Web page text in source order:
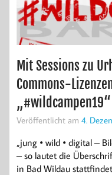
Mit Sessions zu
Commons-
Veröffentlicht am 4.
„jung • wild • digital –
– so lautet die
in Bad Wildau